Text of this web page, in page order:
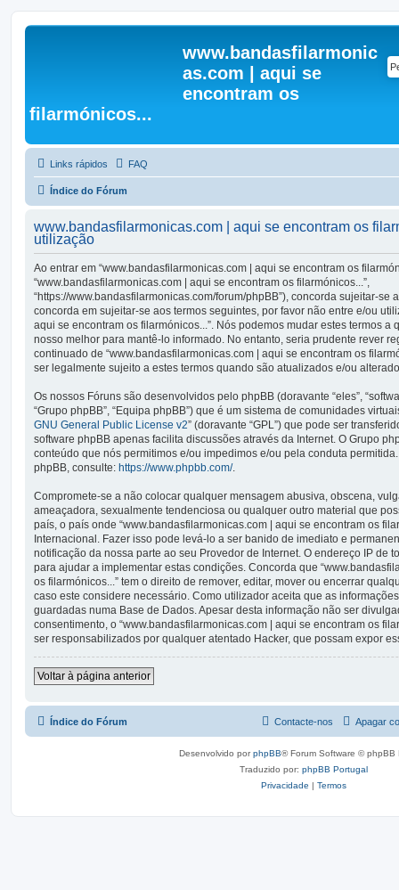
www.bandasfilarmonic
as.com | aqui se
encontram os
filarmónicos...
Links rápidos FAQ
Índice do Fórum
www.bandasfilarmonicas.com | aqui se encontram os
utilização
Ao entrar em “www.bandasfilarmonicas.com | aqui se encontram os
“www.bandasfilarmonicas.com | aqui se encontram os filarmónicos...”,
“https://www.bandasfilarmonicas.com/forum/phpBB”), concorda sujeitar-se
concorda em sujeitar-se aos termos seguintes, por favor não entre e/ou
aqui se encontram os filarmónicos...”. Nós podemos mudar estes termos a
nosso melhor para mantê-lo informado. No entanto, seria prudente rever
continuado de “www.bandasfilarmonicas.com | aqui se encontram os
ser legalmente sujeito a estes termos quando são atualizados e/ou
Os nossos Fóruns são desenvolvidos pelo phpBB (doravante “eles”,
“Grupo phpBB”, “Equipa phpBB”) que é um sistema de comunidades
GNU General Public License v2” (doravante “GPL”) que pode ser
software phpBB apenas facilita discussões através da Internet. O Grupo
conteúdo que nós permitimos e/ou impedimos e/ou pela conduta
phpBB, consulte: https://www.phpbb.com/.
Compromete-se a não colocar qualquer mensagem abusiva, obscena,
ameaçadora, sexualmente tendenciosa ou qualquer outro material que
país, o país onde “www.bandasfilarmonicas.com | aqui se encontram os
Internacional. Fazer isso pode levá-lo a ser banido de imediato e
notificação da nossa parte ao seu Provedor de Internet. O endereço IP de
para ajudar a implementar estas condições. Concorda que
os filarmónicos...” tem o direito de remover, editar, mover ou encerrar
caso este considere necessário. Como utilizador aceita que as
guardadas numa Base de Dados. Apesar desta informação não ser
consentimento, o “www.bandasfilarmonicas.com | aqui se encontram os
ser responsabilizados por qualquer atentado Hacker, que possam expor
Voltar à página anterior
Índice do Fórum Apagar
Contacte-nos
Desenvolvido porphpBB® Forum Software © phpBB
Traduzido por: phpBB Portugal
Privacidade | Termos